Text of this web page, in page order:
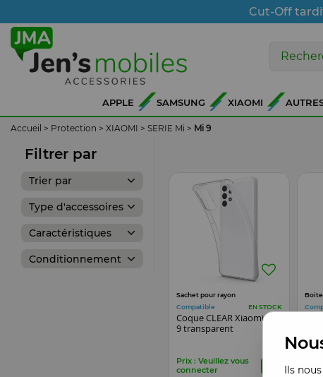
Cut-Off
APPLE SAMSUNG XIAOMI
Accueil > Protection > XIAOMI > SERIE Mi > Mi 9
Filtrer par
Trier par
Type d'accessoires
Caractéristiques
Conditionnement
Sachet pour rayon
Compatible
EN STOCK
Coque CLEAR Xiaomi Mi
9 transparent
Prix : Veuillez vous
connecter
Ils